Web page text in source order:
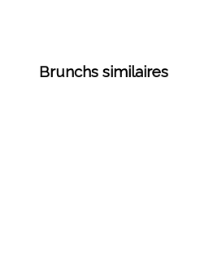
Brunchs similaires